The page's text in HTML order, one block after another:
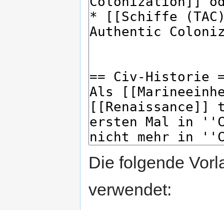
Die folgende
verwendet: